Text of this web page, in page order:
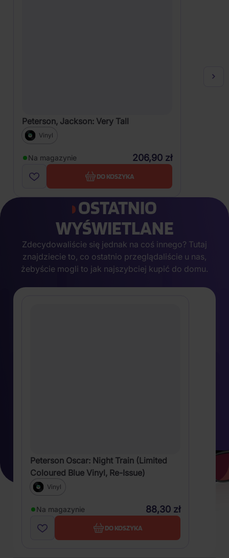
Peterson, Jackson: Very Tall
Vinyl
Na magazynie 206,90 zł
DO KOSZYKA
OSTATNIO
WYŚWIETLANE
Zdecydowaliście się jednak na coś innego? Tutaj
znajdziecie to, co ostatnio przeglądaliście u nas,
żebyście mogli to jak najszybciej kupić do domu.
Peterson Oscar: Night Train (Limited
Coloured Blue Vinyl, Re-Issue)
Vinyl
Na magazynie 88,30 zł
DO KOSZYKA